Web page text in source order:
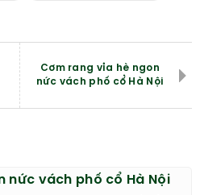
Cơm rang vỉa hè ngon
nức vách phố cổ Hà Nội
nức vách phố cổ Hà Nội